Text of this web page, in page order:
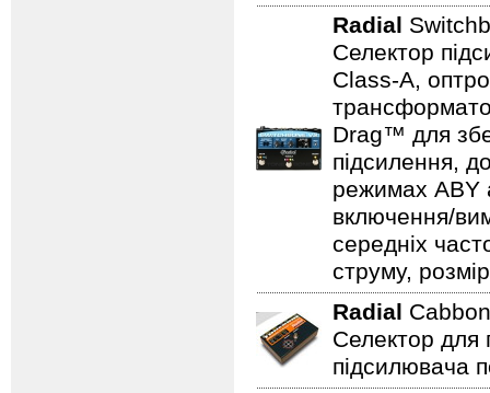
Radial
Селектор
Class-A,
Drag™ для
підсилення,
режимах ABY
включення/
середніх
струму,
Radial
Селектор для
підсилювача